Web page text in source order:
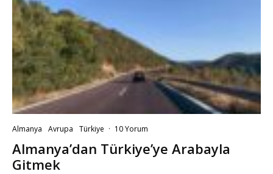
Almanya Avrupa Türkiye · 10 Yorum
Almanya’dan Türkiye’ye Arabayla
Gitmek